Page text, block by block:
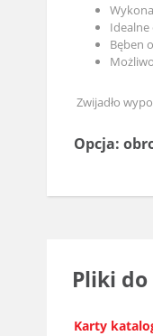
Idealne
Bęben
Zwijadło
Opcja:
Pliki
Karty